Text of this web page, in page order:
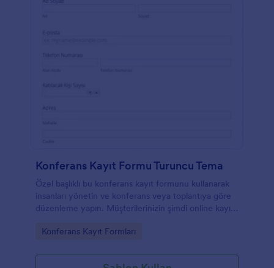
Konferans Kayıt Formu Turuncu Tema
Özel başlıklı bu konferans kayıt formunu kullanarak
insanları yönetin ve konferans veya toplantıya göre
düzenleme yapın. Müşterilerinizin şimdi online kayıt
Go to Category:
Konferans Kayıt Formları